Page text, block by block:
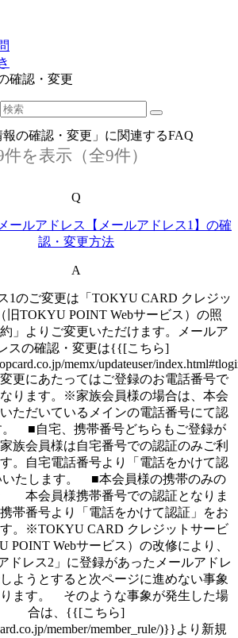
確認・変更
報の確認・変更」に関連するFAQ
件を表示（全9件）
Q
ールアドレス【メールアドレス1】の確
認・変更方法
A
1のご変更は「TOKYU CARD クレジッ
旧TOKYU POINT Webサービス）の照
」よりご変更いただけます。メールア
スの確認・変更は{{[こちら]
memx/updateuser/
更にあたってはご登録のお電話番号で
ります。※家族会員様の場合は、本会
ただいているメインの電話番号にて認
。 ■自宅、携帯番号どちらもご登録が
会員様は自宅番号での認証のみご利
。自宅電話番号より「電話をかけて認
いたします。 ■本会員様の携帯のみの
本会員様携帯番号での認証となりま
帯番号より「電話をかけて認証」をお
。※TOKYU CARD クレジットサービ
POINT Webサービス）の改修により、
ドレス2」に登録があったメールアドレ
ようとすると次ページに進めない事象
ます。 そのような事象が発生した場
合は、{{[こちら]
member/member_rule/)}}より新規